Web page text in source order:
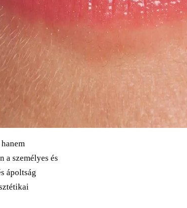
a személyes és
ápoltság